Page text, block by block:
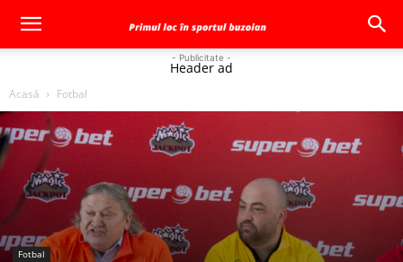
- Publicitate -
Header ad
Acasă Fotbal
Fotbal